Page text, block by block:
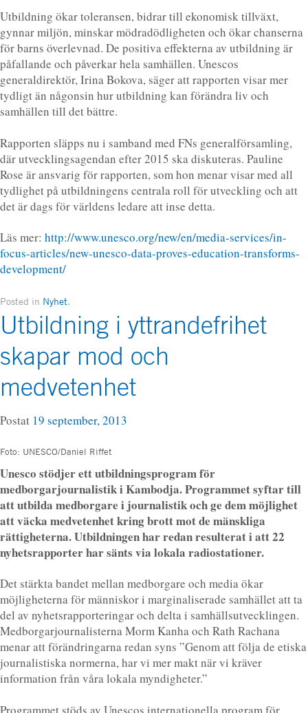
Utbildning ökar toleransen, bidrar till ekonomisk tillväxt,
gynnar miljön, minskar mödradödligheten och ökar chanserna
för barns överlevnad. De positiva effekterna av utbildning är
påfallande och påverkar hela samhällen. Unescos
generaldirektör, Irina Bokova, säger att rapporten visar mer
tydligt än någonsin hur utbildning kan förändra liv och
samhällen till det bättre.
Rapporten släpps nu i samband med FNs generalförsamling,
där utvecklingsagendan efter 2015 ska diskuteras. Pauline
Rose är ansvarig för rapporten, som hon menar visar med all
tydlighet på utbildningens centrala roll för utveckling och att
det är dags för världens ledare att inse detta.
Läs mer: http://www.unesco.org/new/en/media-services/in-
focus-articles/new-unesco-data-proves-education-transforms-
development/
Posted in Nyhet.
Utbildning i yttrandefrihet
skapar mod och
medvetenhet
Postat 19 september, 2013
Foto: UNESCO/Daniel Riffet
Unesco stödjer ett utbildningsprogram för
medborgarjournalistik i Kambodja. Programmet syftar till
att utbilda medborgare i journalistik och ge dem möjlighet
att väcka medvetenhet kring brott mot de mänskliga
rättigheterna. Utbildningen har redan resulterat i att 22
nyhetsrapporter har sänts via lokala radiostationer.
Det stärkta bandet mellan medborgare och media ökar
möjligheterna för människor i marginaliserade samhället att ta
del av nyhetsrapporteringar och delta i samhällsutvecklingen.
Medborgarjournalisterna Morm Kanha och Rath Rachana
menar att förändringarna redan syns ”Genom att följa de etiska
journalistiska normerna, har vi mer makt när vi kräver
information från våra lokala myndigheter.”
Programmet stöds av Unescos internationella program för